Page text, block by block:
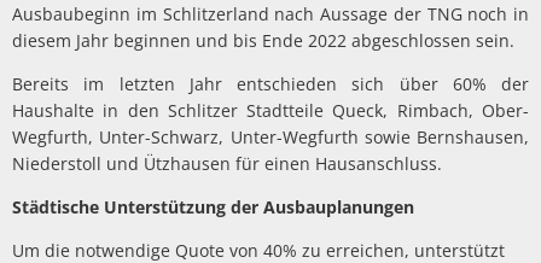
Ausbaubeginn im Schlitzerland nach Aussage der TNG noch in
diesem Jahr beginnen und bis Ende 2022 abgeschlossen sein.
Bereits im letzten Jahr entschieden sich über 60% der
Haushalte in den Schlitzer Stadtteile Queck, Rimbach, Ober-
Wegfurth, Unter-Schwarz, Unter-Wegfurth sowie Bernshausen,
Niederstoll und Ützhausen für einen Hausanschluss.
Städtische Unterstützung der Ausbauplanungen
Um die notwendige Quote von 40% zu erreichen, unterstützt